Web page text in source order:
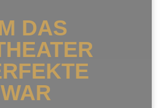
DAS